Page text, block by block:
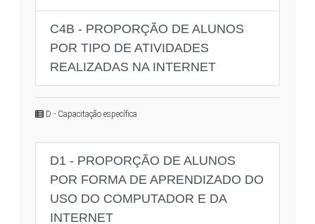
C4B - PROPORÇÃO DE ALUNOS
POR TIPO DE ATIVIDADES
REALIZADAS NA INTERNET
D - Capacitação específica
D1 - PROPORÇÃO DE ALUNOS
POR FORMA DE APRENDIZADO DO
USO DO COMPUTADOR E DA
INTERNET